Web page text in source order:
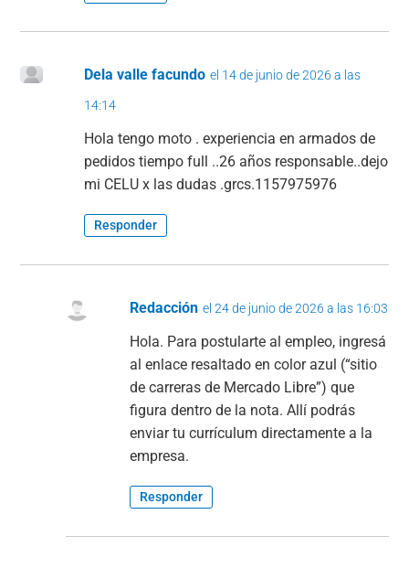
Dela valle facundo el 14 de junio de 2026 a las
14:14
Hola tengo moto . experiencia en armados de
pedidos tiempo full ..26 años responsable..dejo
mi CELU x las dudas .grcs.1157975976
Responder
Redacción el 24 de junio de 2026 a las 16:03
Hola. Para postularte al empleo, ingresá
al enlace resaltado en color azul (“sitio
de carreras de Mercado Libre”) que
figura dentro de la nota. Allí podrás
enviar tu currículum directamente a la
empresa.
Responder